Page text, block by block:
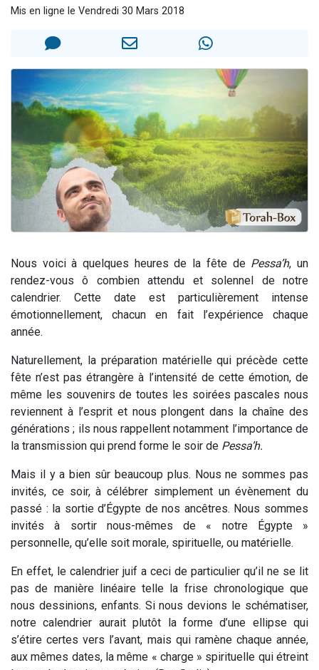
Il reste 49 places pour étudier en groupe sur Zoom
Eva vient de donner son Maasser
Mis en ligne le Vendredi 30 Mars 2018
Nous voici à quelques heures de la fête de Pessa’h, un
rendez-vous ô combien attendu et solennel de notre
calendrier. Cette date est particulièrement intense
émotionnellement, chacun en fait l’expérience chaque
année.
Naturellement, la préparation matérielle qui précède cette
fête n’est pas étrangère à l’intensité de cette émotion, de
même les souvenirs de toutes les soirées pascales nous
reviennent à l’esprit et nous plongent dans la chaîne des
générations ; ils nous rappellent notamment l’importance de
la transmission qui prend forme le soir de Pessa’h.
Mais il y a bien sûr beaucoup plus. Nous ne sommes pas
invités, ce soir, à célébrer simplement un évènement du
passé : la sortie d’Égypte de nos ancêtres. Nous sommes
invités à sortir nous-mêmes de « notre Égypte »
personnelle, qu’elle soit morale, spirituelle, ou matérielle.
En effet, le calendrier juif a ceci de particulier qu’il ne se lit
pas de manière linéaire telle la frise chronologique que
nous dessinions, enfants. Si nous devions le schématiser,
notre calendrier aurait plutôt la forme d’une ellipse qui
s’étire certes vers l’avant, mais qui ramène chaque année,
aux mêmes dates, la même « charge » spirituelle qui étreint